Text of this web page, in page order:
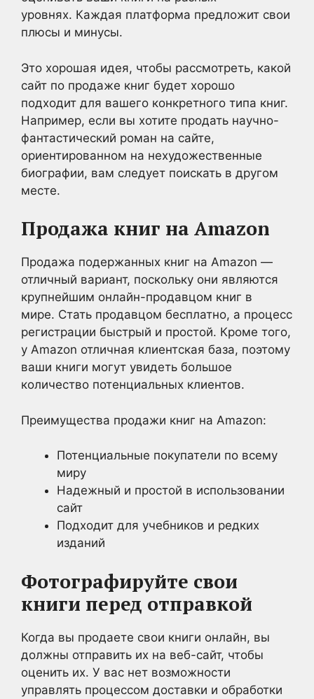
уровнях. Каждая платформа предложит свои
плюсы и минусы.
Это хорошая идея, чтобы рассмотреть, какой
сайт по продаже книг будет хорошо
подходит для вашего конкретного типа книг.
Например, если вы хотите продать научно-
фантастический роман на сайте,
ориентированном на нехудожественные
биографии, вам следует поискать в другом
месте.
Продажа книг на Amazon
Продажа подержанных книг на Amazon —
отличный вариант, поскольку они являются
крупнейшим онлайн-продавцом книг в
мире. Стать продавцом бесплатно, а процесс
регистрации быстрый и простой. Кроме того,
у Amazon отличная клиентская база, поэтому
ваши книги могут увидеть большое
количество потенциальных клиентов.
Преимущества продажи книг на Amazon:
Потенциальные покупатели по всему
миру
Надежный и простой в использовании
сайт
Подходит для учебников и редких
изданий
Фотографируйте свои
книги перед отправкой
Когда вы продаете свои книги онлайн, вы
должны отправить их на веб-сайт, чтобы
оценить их. У вас нет возможности
управлять процессом доставки и обработки